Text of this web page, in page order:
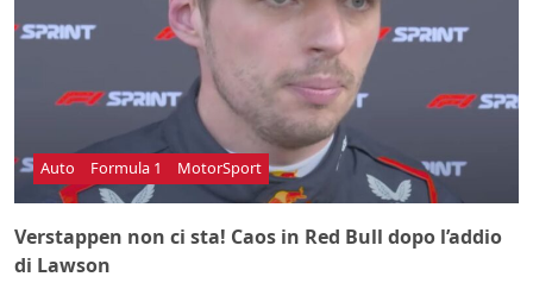
Auto Formula 1 MotorSport
Verstappen non ci sta! Caos in Red Bull dopo l’addio
di Lawson